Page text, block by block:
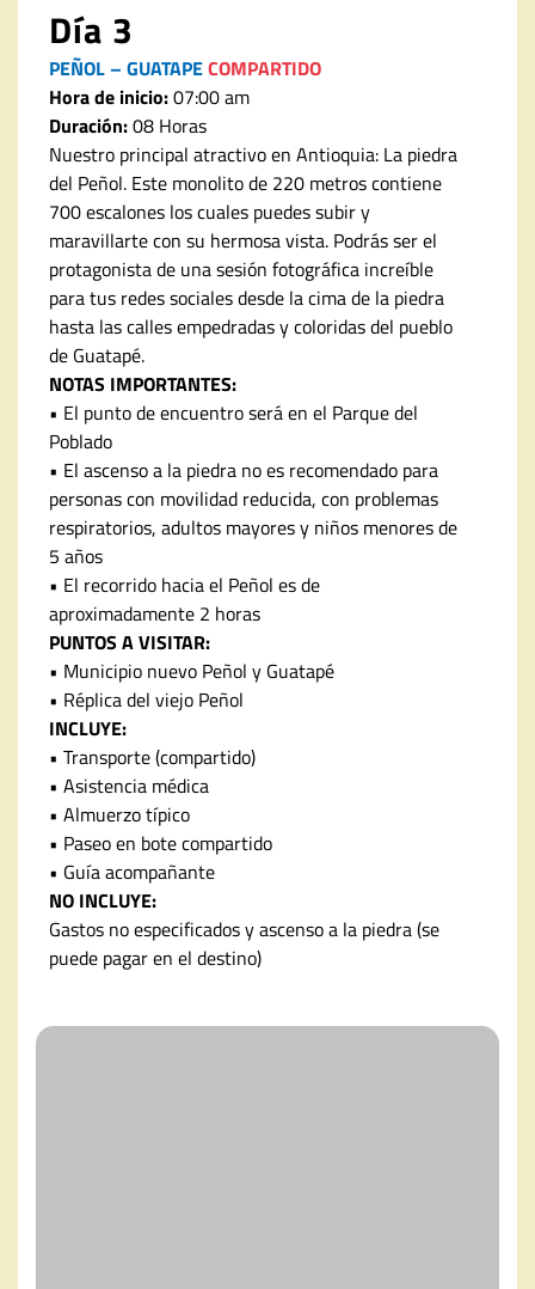
Día 3
PEÑOL – GUATAPECOMPARTIDO
Hora de inicio:07:00 am
Duración:08 Horas
Nuestro principal atractivo en Antioquia: La piedra
del Peñol. Este monolito de 220 metros contiene
700 escalones los cuales puedes subir y
maravillarte con su hermosa vista. Podrás ser el
protagonista de una sesión fotográfica increíble
para tus redes sociales desde la cima de la piedra
hasta las calles empedradas y coloridas del pueblo
de Guatapé.
NOTAS IMPORTANTES:
• El punto de encuentro será en el Parque del
Poblado
• El ascenso a la piedra no es recomendado para
personas con movilidad reducida, con problemas
respiratorios, adultos mayores y niños menores de
5 años
• El recorrido hacia el Peñol es de
aproximadamente 2 horas
PUNTOS A VISITAR:
• Municipio nuevo Peñol y Guatapé
• Réplica del viejo Peñol
INCLUYE:
• Transporte (compartido)
• Asistencia médica
• Almuerzo típico
• Paseo en bote compartido
• Guía acompañante
NO INCLUYE:
Gastos no especificados y ascenso a la piedra (se
puede pagar en el destino)